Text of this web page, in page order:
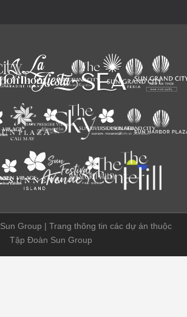
Sun Group | Trang thông tin các dự án thuộc
Tập Đoàn Sun Group